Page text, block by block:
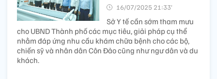
16/07/2025 21:33’
Sở Y tế cần sớm tham mưu
cho UBND Thành phố các mục tiêu, giải pháp cụ thể
nhằm đáp ứng nhu cầu khám chữa bệnh cho các bộ,
chiến sỹ và nhân dân Côn Đảo cũng như ngư dân và du
khách.